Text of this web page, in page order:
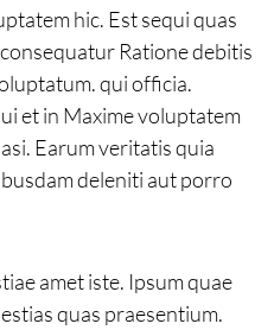
hic. Est sequi quas
Ratione debitis
qui officia.
et in Maxime voluptatem
Earum veritatis quia
deleniti aut porro
amet iste. Ipsum quae
quas praesentium.